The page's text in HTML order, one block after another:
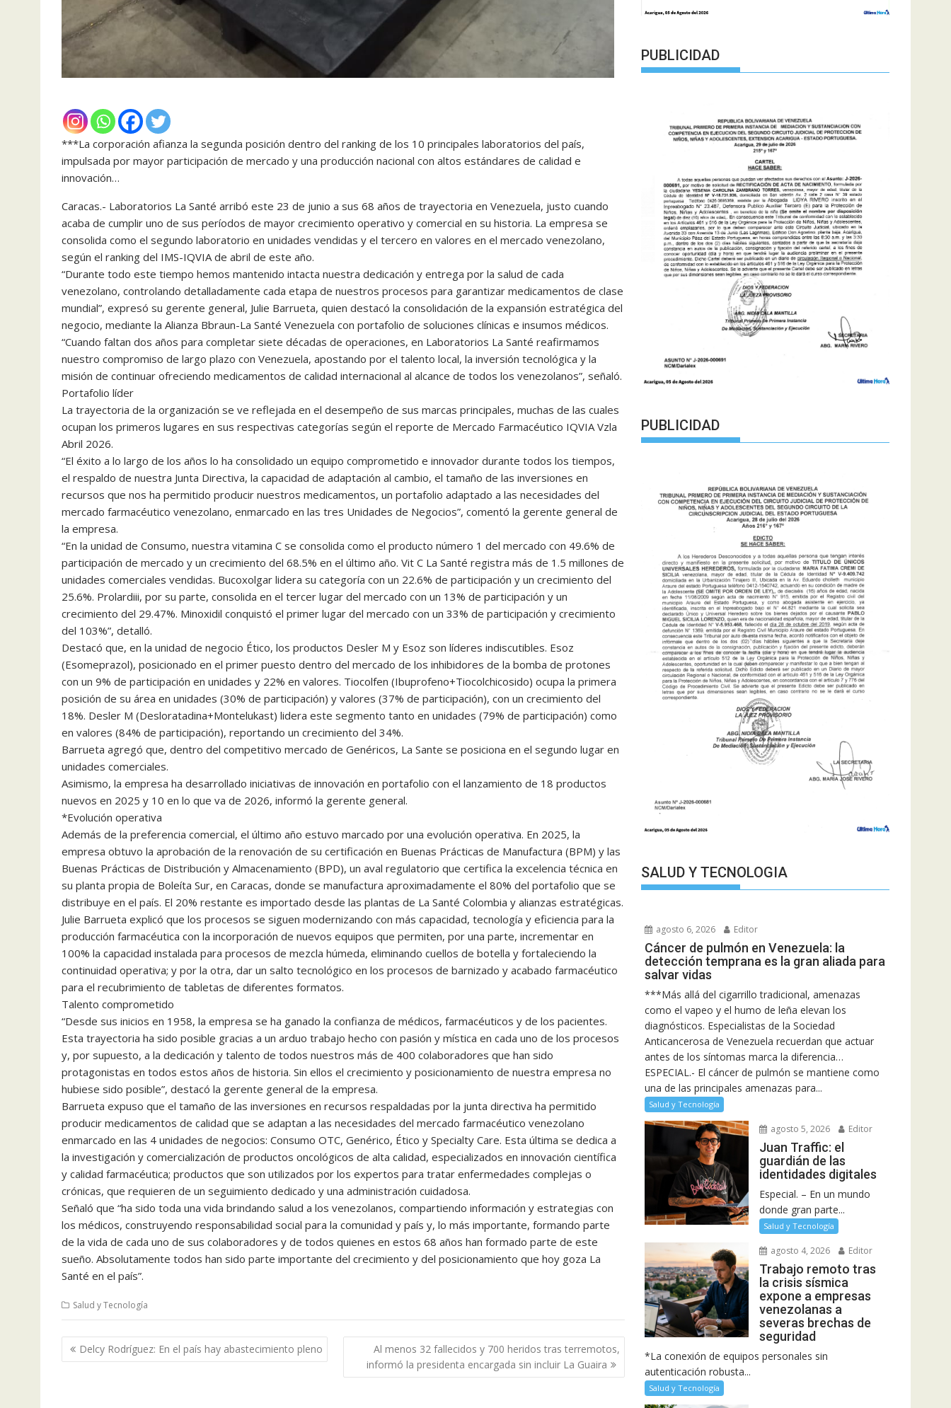
***La corporación afianza la segunda posición dentro del ranking de los 10 principales laboratorios del país,
impulsada por mayor participación de mercado y una producción nacional con altos estándares de calidad e
innovación…
Caracas.- Laboratorios La Santé arribó este 23 de junio a sus 68 años de trayectoria en Venezuela, justo cuando
acaba de cumplir uno de sus períodos de mayor crecimiento operativo y comercial en su historia. La empresa se
consolida como el segundo laboratorio en unidades vendidas y el tercero en valores en el mercado venezolano,
según el ranking del IMS-IQVIA de abril de este año.
“Durante todo este tiempo hemos mantenido intacta nuestra dedicación y entrega por la salud de cada
venezolano, controlando detalladamente cada etapa de nuestros procesos para garantizar medicamentos de clase
mundial”, expresó su gerente general, Julie Barrueta, quien destacó la consolidación de la expansión estratégica del
negocio, mediante la Alianza Bbraun-La Santé Venezuela con portafolio de soluciones clínicas e insumos médicos.
“Cuando faltan dos años para completar siete décadas de operaciones, en Laboratorios La Santé reafirmamos
nuestro compromiso de largo plazo con Venezuela, apostando por el talento local, la inversión tecnológica y la
misión de continuar ofreciendo medicamentos de calidad internacional al alcance de todos los venezolanos”, señaló.
Portafolio líder
La trayectoria de la organización se ve reflejada en el desempeño de sus marcas principales, muchas de las cuales
ocupan los primeros lugares en sus respectivas categorías según el reporte de Mercado Farmacéutico IQVIA Vzla
Abril 2026.
“El éxito a lo largo de los años lo ha consolidado un equipo comprometido e innovador durante todos los tiempos,
el respaldo de nuestra Junta Directiva, la capacidad de adaptación al cambio, el tamaño de las inversiones en
recursos que nos ha permitido producir nuestros medicamentos, un portafolio adaptado a las necesidades del
mercado farmacéutico venezolano, enmarcado en las tres Unidades de Negocios”, comentó la gerente general de
la empresa.
“En la unidad de Consumo, nuestra vitamina C se consolida como el producto número 1 del mercado con 49.6% de
participación de mercado y un crecimiento del 68.5% en el último año. Vit C La Santé registra más de 1.5 millones de
unidades comerciales vendidas. Bucoxolgar lidera su categoría con un 22.6% de participación y un crecimiento del
25.6%. Prolardiii, por su parte, consolida en el tercer lugar del mercado con un 13% de participación y un
crecimiento del 29.47%. Minoxidil conquistó el primer lugar del mercado con un 33% de participación y crecimiento
del 103%”, detalló.
Destacó que, en la unidad de negocio Ético, los productos Desler M y Esoz son líderes indiscutibles. Esoz
(Esomeprazol), posicionado en el primer puesto dentro del mercado de los inhibidores de la bomba de protones
con un 9% de participación en unidades y 22% en valores. Tiocolfen (Ibuprofeno+Tiocolchicosido) ocupa la primera
posición de su área en unidades (30% de participación) y valores (37% de participación), con un crecimiento del
18%. Desler M (Desloratadina+Montelukast) lidera este segmento tanto en unidades (79% de participación) como
en valores (84% de participación), reportando un crecimiento del 34%.
Barrueta agregó que, dentro del competitivo mercado de Genéricos, La Sante se posiciona en el segundo lugar en
unidades comerciales.
Asimismo, la empresa ha desarrollado iniciativas de innovación en portafolio con el lanzamiento de 18 productos
nuevos en 2025 y 10 en lo que va de 2026, informó la gerente general.
*Evolución operativa
Además de la preferencia comercial, el último año estuvo marcado por una evolución operativa. En 2025, la
empresa obtuvo la aprobación de la renovación de su certificación en Buenas Prácticas de Manufactura (BPM) y las
Buenas Prácticas de Distribución y Almacenamiento (BPD), un aval regulatorio que certifica la excelencia técnica en
su planta propia de Boleíta Sur, en Caracas, donde se manufactura aproximadamente el 80% del portafolio que se
distribuye en el país. El 20% restante es importado desde las plantas de La Santé Colombia y alianzas estratégicas.
Julie Barrueta explicó que los procesos se siguen modernizando con más capacidad, tecnología y eficiencia para la
producción farmacéutica con la incorporación de nuevos equipos que permiten, por una parte, incrementar en
100% la capacidad instalada para procesos de mezcla húmeda, eliminando cuellos de botella y fortaleciendo la
continuidad operativa; y por la otra, dar un salto tecnológico en los procesos de barnizado y acabado farmacéutico
para el recubrimiento de tabletas de diferentes formatos.
Talento comprometido
“Desde sus inicios en 1958, la empresa se ha ganado la confianza de médicos, farmacéuticos y de los pacientes.
Esta trayectoria ha sido posible gracias a un arduo trabajo hecho con pasión y mística en cada uno de los procesos
y, por supuesto, a la dedicación y talento de todos nuestros más de 400 colaboradores que han sido
protagonistas en todos estos años de historia. Sin ellos el crecimiento y posicionamiento de nuestra empresa no
hubiese sido posible”, destacó la gerente general de la empresa.
Barrueta expuso que el tamaño de las inversiones en recursos respaldadas por la junta directiva ha permitido
producir medicamentos de calidad que se adaptan a las necesidades del mercado farmacéutico venezolano
enmarcado en las 4 unidades de negocios: Consumo OTC, Genérico, Ético y Specialty Care. Esta última se dedica a
la investigación y comercialización de productos oncológicos de alta calidad, especializados en innovación científica
y calidad farmacéutica; productos que son utilizados por los expertos para tratar enfermedades complejas o
crónicas, que requieren de un seguimiento dedicado y una administración cuidadosa.
Señaló que “ha sido toda una vida brindando salud a los venezolanos, compartiendo información y estrategias con
los médicos, construyendo responsabilidad social para la comunidad y país y, lo más importante, formando parte
de la vida de cada uno de sus colaboradores y de todos quienes en estos 68 años han formado parte de este
sueño. Absolutamente todos han sido parte importante del crecimiento y del posicionamiento que hoy goza La
Santé en el país”.
Salud y Tecnología
Navegación
de
Delcy Rodríguez: En el país hay abastecimiento pleno
Al menos 32 fallecidos y 700 heridos tras terremotos,
informó la presidenta encargada sin incluir La Guaira
PUBLICIDAD
PUBLICIDAD
SALUD Y TECNOLOGIA
agosto 6, 2026 Editor
Cáncer de pulmón en Venezuela: la
detección temprana es la gran aliada para
salvar vidas
***Más allá del cigarrillo tradicional, amenazas
como el vapeo y el humo de leña elevan los
diagnósticos. Especialistas de la Sociedad
Anticancerosa de Venezuela recuerdan que actuar
antes de los síntomas marca la diferencia…
ESPECIAL.- El cáncer de pulmón se mantiene como
una de las principales amenazas para...
Salud y Tecnología
agosto 5, 2026 Editor
Juan Traffic: el
guardián de las
identidades digitales
Especial. – En un mundo
donde gran parte...
Salud y Tecnología
agosto 4, 2026 Editor
Trabajo remoto tras
la crisis sísmica
expone a empresas
venezolanas a
severas brechas de
seguridad
*La conexión de equipos personales sin
autenticación robusta...
Salud y Tecnología